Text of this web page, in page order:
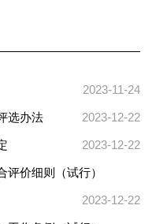
2023-11-24
选办法 2023-12-22
2023-12-22
评价细则（试行）
2023-12-22